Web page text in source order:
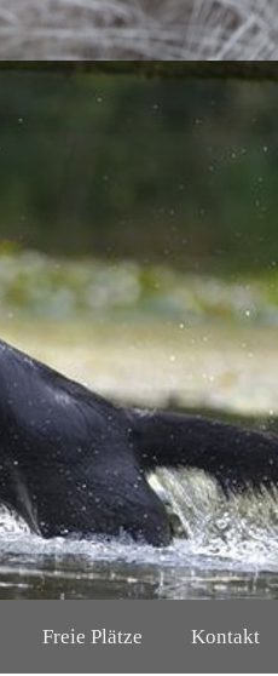
Freie Plätze Kontakt